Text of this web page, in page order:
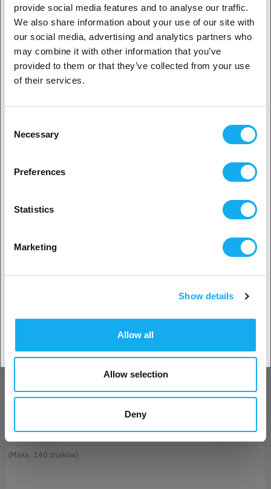
provide social media features and to analyse our traffic.
We also share information about your use of our site with
our social media, advertising and analytics partners who
may combine it with other information that you’ve
provided to them or that they’ve collected from your use
of their services.
Selection
Necessary
Preferences
Statistics
Marketing
Show details
Allow all
Allow selection
Deny
OPIS PRODUKTU
PYTANIA DO PRODUKTU?
Imię*
Nazwa firmy
Telefon
Wiadomość*
1. Jesteś klientem biznesowym, czy klientem
indywidualnym?